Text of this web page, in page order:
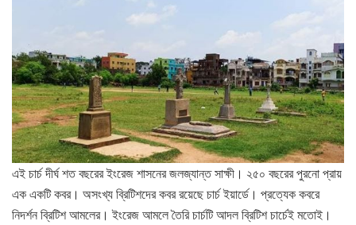
এই চার্চ দীর্ঘ শত বছরের ইংরেজ শাসনের জলজ্যান্ত সাক্ষী। ২৫০ বছরের পুরনো প্রায়
এক একটি কবর। অসংখ্য ব্রিটিশদের কবর রয়েছে চার্চ ইয়ার্ডে। প্রত্যেক কবরে
নিদর্শন ব্রিটিশ আমলের। ইংরেজ আমলে তৈরি চার্চটি আদল ব্রিটিশ চার্চেই মতোই।